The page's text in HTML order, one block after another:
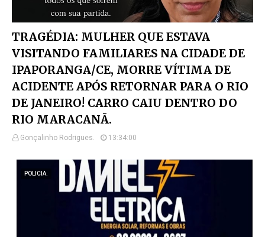
TRAGÉDIA: MULHER QUE ESTAVA
VISITANDO FAMILIARES NA CIDADE DE
IPAPORANGA/CE, MORRE VÍTIMA DE
ACIDENTE APÓS RETORNAR PARA O RIO
DE JANEIRO! CARRO CAIU DENTRO DO
RIO MARACANÃ.
Gonçalinho Rodrigues. 13:34:00
POLICIA.